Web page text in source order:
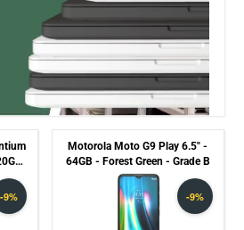
C
Motorola Moto G9 Play 6.5" -
64GB - Forest Green - Grade B